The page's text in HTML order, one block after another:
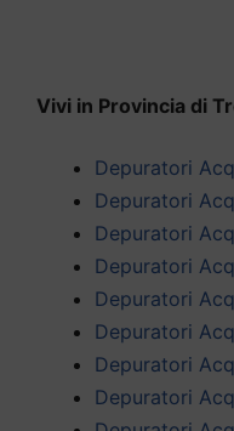
Vivi in Provincia di
Depuratori
Depuratori
Depuratori
Depuratori
Depuratori
Depuratori
Depuratori
Depuratori